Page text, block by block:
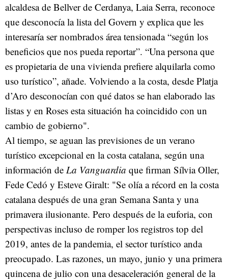
alcaldesa de Bellver de Cerdanya, Laia Serra, reconoce
que desconocía la lista del Govern y explica que les
interesaría ser nombrados área tensionada “según los
beneficios que nos pueda reportar”. “Una persona que
es propietaria de una vivienda prefiere alquilarla como
uso turístico”, añade. Volviendo a la costa, desde Platja
d’Aro desconocían con qué datos se han elaborado las
listas y en Roses esta situación ha coincidido con un
cambio de gobierno".
Al tiempo, se aguan las previsiones de un verano
turístico excepcional en la costa catalana, según una
información de La Vanguardia que firman Sílvia Oller,
Fede Cedó y Esteve Giralt: "Se olía a récord en la costa
catalana después de una gran Semana Santa y una
primavera ilusionante. Pero después de la euforia, con
perspectivas incluso de romper los registros top del
2019, antes de la pandemia, el sector turístico anda
preocupado. Las razones, un mayo, junio y una primera
quincena de julio con una desaceleración general de la